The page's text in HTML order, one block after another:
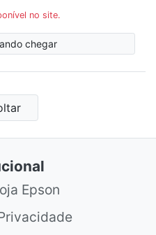
no site.
chegar
Epson